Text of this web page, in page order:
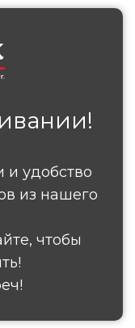
удобство
из нашего
чтобы